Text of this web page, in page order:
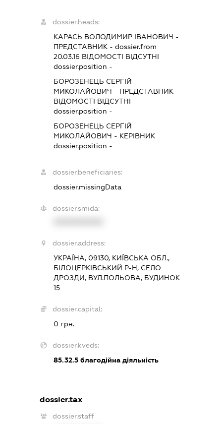
dossier.heads:
КАРАСЬ ВОЛОДИМИР ІВАНОВИЧ -
ПРЕДСТАВНИК - dossier.from
20.03.16 ВІДОМОСТІ ВІДСУТНІ
dossier.position -
БОРОЗЕНЕЦЬ СЕРГІЙ
МИКОЛАЙОВИЧ - ПРЕДСТАВНИК
ВІДОМОСТІ ВІДСУТНІ
dossier.position -
БОРОЗЕНЕЦЬ СЕРГІЙ
МИКОЛАЙОВИЧ - КЕРІВНИК
dossier.position -
dossier.beneficiaries:
dossier.missingData
dossier.smida:
dossier.address:
УКРАЇНА, 09130, КИЇВСЬКА ОБЛ.,
БІЛОЦЕРКІВСЬКИЙ Р-Н, СЕЛО
ДРОЗДИ, ВУЛ.ПОЛЬОВА, БУДИНОК
15
dossier.capital:
0 грн.
dossier.kveds:
85.32.5благодійна діяльність
dossier.tax
dossier.staff